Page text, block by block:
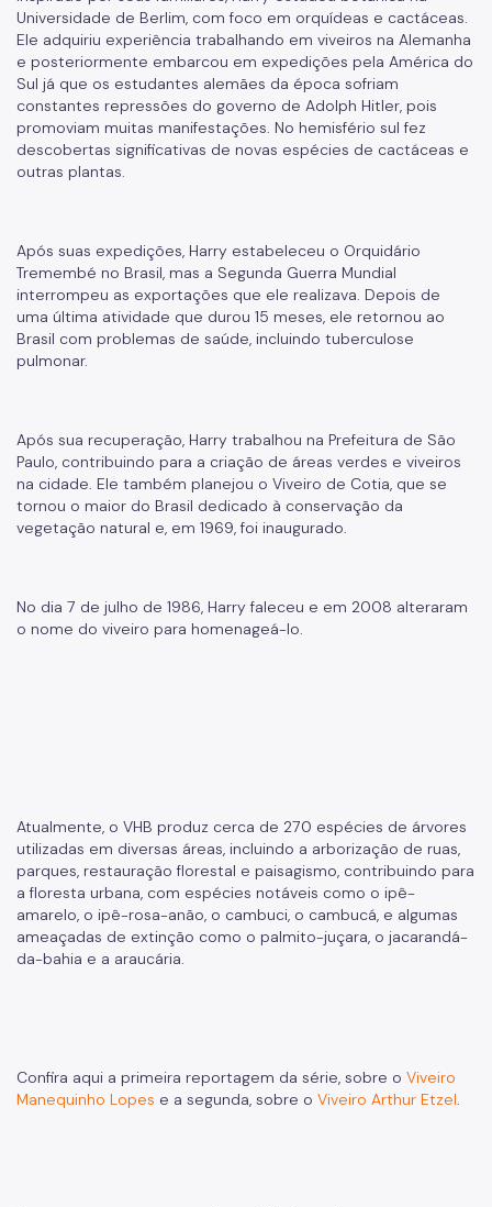
IPVA
Fiscalização Ambiental
Defesa e Valorização Ambiental
TAC - Termo de Ajustamento de Conduta
Comitê do Clima
Inventário de GEE
Plano de Ação Climática
Mata Atlântica
Arborização Urbana
Serviços Ambientais
Legislação
Biblioteca
Ouvidoria Geral
Universidade de Berlim, com foco em orquídeas e cactáceas.
Ele adquiriu experiência trabalhando em viveiros na Alemanha
e posteriormente embarcou em expedições pela América do
Sul já que os estudantes alemães da época sofriam
constantes repressões do governo de Adolph Hitler, pois
promoviam muitas manifestações. No hemisfério sul fez
descobertas significativas de novas espécies de cactáceas e
outras plantas.
Após suas expedições, Harry estabeleceu o Orquidário
Tremembé no Brasil, mas a Segunda Guerra Mundial
interrompeu as exportações que ele realizava. Depois de
uma última atividade que durou 15 meses, ele retornou ao
Brasil com problemas de saúde, incluindo tuberculose
pulmonar.
Após sua recuperação, Harry trabalhou na Prefeitura de São
Paulo, contribuindo para a criação de áreas verdes e viveiros
na cidade. Ele também planejou o Viveiro de Cotia, que se
tornou o maior do Brasil dedicado à conservação da
vegetação natural e, em 1969, foi inaugurado.
No dia 7 de julho de 1986, Harry faleceu e em 2008 alteraram
o nome do viveiro para homenageá-lo.
Atualmente, o VHB produz cerca de 270 espécies de árvores
utilizadas em diversas áreas, incluindo a arborização de ruas,
parques, restauração florestal e paisagismo, contribuindo para
a floresta urbana, com espécies notáveis como o ipê-
amarelo, o ipê-rosa-anão, o cambuci, o cambucá, e algumas
ameaçadas de extinção como o palmito-juçara, o jacarandá-
da-bahia e a araucária.
Confira aqui a primeira reportagem da série, sobre o Viveiro
Manequinho Lopes e a segunda, sobre o Viveiro Arthur Etzel.